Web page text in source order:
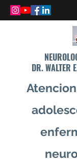
DR. WALTER